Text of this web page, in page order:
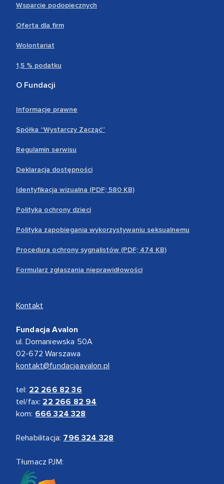
Wsparcie podopiecznych
Oferta dla firm
Wolontariat
1,5 % podatku
O Fundacji
Informacje prawne
Spółka “Wystarczy Zacząć”
Regulamin serwisu
Deklaracja dostępności
Identyfikacja wizualna (PDF; 580 KB)
Polityka ochrony dzieci
Polityka zapobiegania wykorzystywaniu seksualnemu
Procedura ochrony sygnalistów (PDF; 474 KB)
Formularz zgłaszania nieprawidłowości
Kontakt
Fundacja Avalon
ul. Domaniewska 50A
02-672 Warszawa
kontakt@fundacjaavalon.pl
tel: 22 266 82 36
tel/fax: 22 266 82 94
kom: 666 324 328
Rehabilitacja: 796 324 328
Tłumacz PJM: